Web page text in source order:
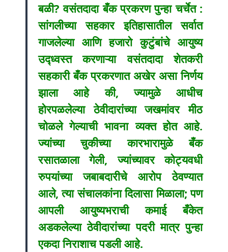
बळी? वसंतदादा बँक प्रकरण पुन्हा चर्चेत :
सांगलीच्या सहकार इतिहासातील सर्वात
गाजलेल्या आणि हजारो कुटुंबांचे आयुष्य
उद्ध्वस्त करणाऱ्या वसंतदादा शेतकरी
सहकारी बँक प्रकरणात अखेर असा निर्णय
झाला आहे की, ज्यामुळे आधीच
होरपळलेल्या ठेवीदारांच्या जखमांवर मीठ
चोळले गेल्याची भावना व्यक्त होत आहे.
ज्यांच्या चुकीच्या कारभारामुळे बँक
रसातळाला गेली, ज्यांच्यावर कोट्यवधी
रुपयांच्या जबाबदारीचे आरोप ठेवण्यात
आले, त्या संचालकांना दिलासा मिळाला; पण
आपली आयुष्यभराची कमाई बँकेत
अडकलेल्या ठेवीदारांच्या पदरी मात्र पुन्हा
एकदा निराशाच पडली आहे.